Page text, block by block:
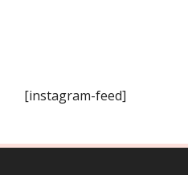
[instagram-feed]